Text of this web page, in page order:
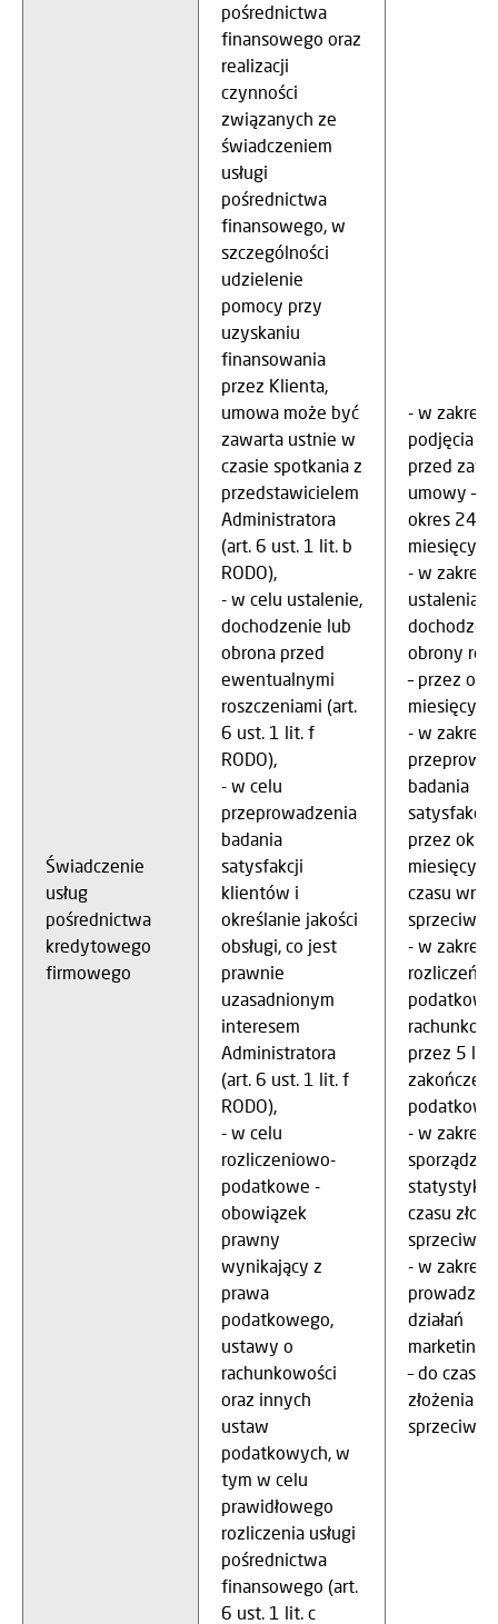
Świadczenie
usług
pośrednictwa
kredytowego
firmowego
pośrednictwa
finansowego oraz
realizacji
czynności
związanych ze
świadczeniem
usługi
pośrednictwa
finansowego, w
szczególności
udzielenie
pomocy przy
uzyskaniu
finansowania
przez Klienta,
umowa może być
zawarta ustnie w
czasie spotkania z
przedstawicielem
Administratora
(art. 6 ust. 1 lit. b
RODO),
- w celu ustalenie,
dochodzenie lub
obrona przed
ewentualnymi
roszczeniami (art.
6 ust. 1 lit. f
RODO),
- w celu
przeprowadzenia
badania
satysfakcji
klientów i
określanie jakości
obsługi, co jest
prawnie
uzasadnionym
interesem
Administratora
(art. 6 ust. 1 lit. f
RODO),
- w celu
rozliczeniowo-
podatkowe -
obowiązek
prawny
wynikający z
prawa
podatkowego,
ustawy o
rachunkowości
oraz innych
ustaw
podatkowych, w
tym w celu
prawidłowego
rozliczenia usługi
pośrednictwa
finansowego (art.
6 ust. 1 lit. c
- w
podjęcia
przed
umowy –
okres 24
miesięcy,
- w
ustalenia,
obrony
– przez
miesięcy,
- w
badania
satysfakcji
przez
miesięcy
czasu
sprzeciwu,
- w
rozliczeń
przez 5 lat
- w
statystyk –
czasu
sprzeciwu,
- w
działań
– do czasu
złożenia
sprzeciwu.